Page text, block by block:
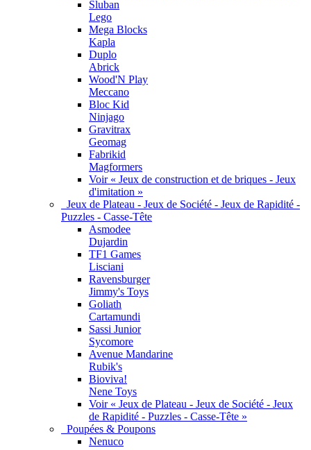
Sluban
Lego
Mega Blocks
Kapla
Duplo
Abrick
Wood'N Play
Meccano
Bloc Kid
Ninjago
Gravitrax
Geomag
Fabrikid
Magformers
Voir « Jeux de construction et de briques - Jeux
d'imitation »
Jeux de Plateau - Jeux de Société - Jeux de Rapidité -
Puzzles - Casse-Tête
Asmodee
Dujardin
TF1 Games
Lisciani
Ravensburger
Jimmy's Toys
Goliath
Cartamundi
Sassi Junior
Sycomore
Avenue Mandarine
Rubik's
Bioviva!
Nene Toys
Voir « Jeux de Plateau - Jeux de Société - Jeux
de Rapidité - Puzzles - Casse-Tête »
Poupées & Poupons
Nenuco